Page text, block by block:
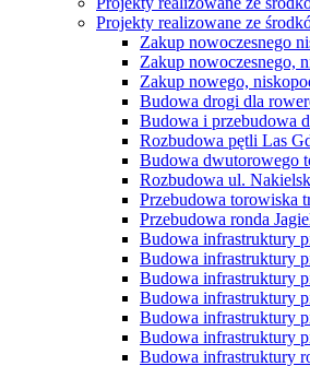
Projekty realizowane ze
Zakup nowoczesnego
Zakup nowoczesnego,
Zakup nowego,
Budowa drogi dla
Budowa i przebudowa
Rozbudowa pętli Las
Budowa dwutorowego
Rozbudowa ul.
Przebudowa torowiska
Przebudowa ronda
Budowa infrastruktury
Budowa infrastruktury
Budowa infrastruktury
Budowa infrastruktury
Budowa infrastruktury
Budowa infrastruktury
Budowa infrastruktury